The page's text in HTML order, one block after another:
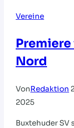
Vereine
Nord
VonRedaktion
2025
Buxtehuder SV